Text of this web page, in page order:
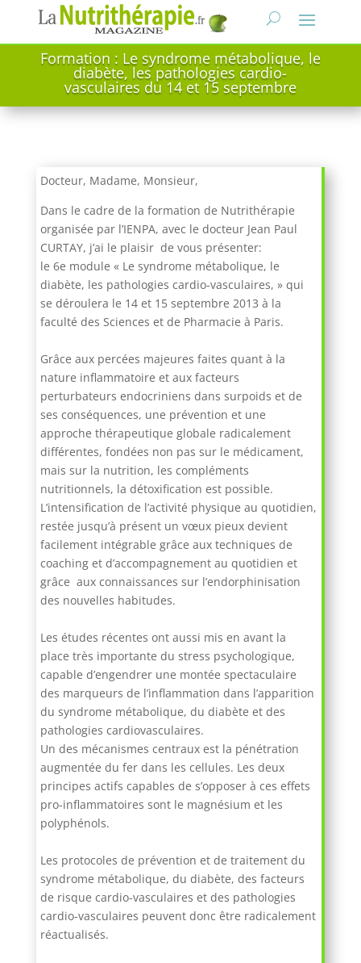
Formation : Le syndrome métabolique, le
diabète, les pathologies cardio-
vasculaires du 14 et 15 septembre
Docteur, Madame, Monsieur,
Dans le cadre de la formation de Nutrithérapie
organisée par l’IENPA, avec le docteur Jean Paul
CURTAY, j’ai le plaisir de vous présenter:
le 6e module « Le syndrome métabolique, le
diabète, les pathologies cardio-vasculaires, » qui
se déroulera le 14 et 15 septembre 2013 à la
faculté des Sciences et de Pharmacie à Paris.
Grâce aux percées majeures faites quant à la
nature inflammatoire et aux facteurs
perturbateurs endocriniens dans surpoids et de
ses conséquences, une prévention et une
approche thérapeutique globale radicalement
différentes, fondées non pas sur le médicament,
mais sur la nutrition, les compléments
nutritionnels, la détoxification est possible.
L’intensification de l’activité physique au quotidien,
restée jusqu’à présent un vœux pieux devient
facilement intégrable grâce aux techniques de
coaching et d’accompagnement au quotidien et
grâce aux connaissances sur l’endorphinisation
des nouvelles habitudes.
Les études récentes ont aussi mis en avant la
place très importante du stress psychologique,
capable d’engendrer une montée spectaculaire
des marqueurs de l’inflammation dans l’apparition
du syndrome métabolique, du diabète et des
pathologies cardiovasculaires.
Un des mécanismes centraux est la pénétration
augmentée du fer dans les cellules. Les deux
principes actifs capables de s’opposer à ces effets
pro-inflammatoires sont le magnésium et les
polyphénols.
Les protocoles de prévention et de traitement du
syndrome métabolique, du diabète, des facteurs
de risque cardio-vasculaires et des pathologies
cardio-vasculaires peuvent donc être radicalement
réactualisés.